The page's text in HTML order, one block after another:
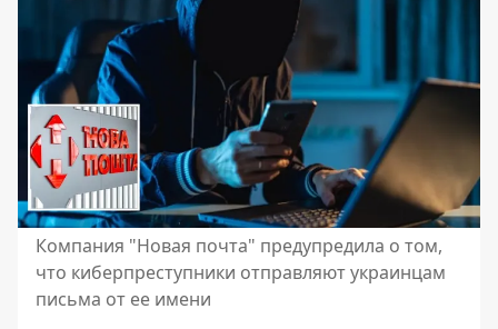
Компания "Новая почта" предупредила о том,
что киберпреступники отправляют украинцам
письма от ее имени